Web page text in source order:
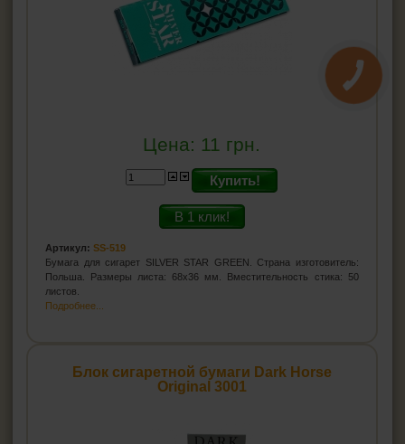
Цена: 11 грн.
Купить!
В 1 клик!
Артикул: SS-519
Бумага для сигарет SILVER STAR GREEN. Страна изготовитель:
Польша. Размеры листа: 68х36 мм. Вместительность стика: 50
листов.
Подробнее...
Блок сигаретной бумаги Dark Horse
Original 3001